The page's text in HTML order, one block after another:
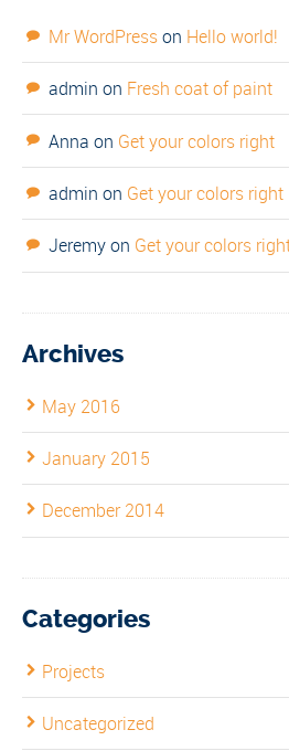
Mr WordPresson Hello world!
admin on Fresh coat of paint
Anna on Get your colors right
admin on Get your colors right
Jeremyon Get your colors
Archives
May 2016
January 2015
December 2014
Categories
Projects
Uncategorized